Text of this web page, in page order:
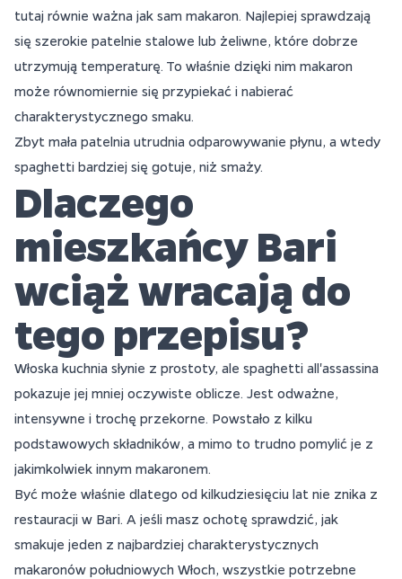
tutaj równie ważna jak sam makaron. Najlepiej sprawdzają
się szerokie patelnie stalowe lub żeliwne, które dobrze
utrzymują temperaturę. To właśnie dzięki nim makaron
może równomiernie się przypiekać i nabierać
charakterystycznego smaku.
Zbyt mała patelnia utrudnia odparowywanie płynu, a wtedy
spaghetti bardziej się gotuje, niż smaży.
Dlaczego
mieszkańcy Bari
wciąż wracają do
tego przepisu?
Włoska kuchnia słynie z prostoty, ale spaghetti all'assassina
pokazuje jej mniej oczywiste oblicze. Jest odważne,
intensywne i trochę przekorne. Powstało z kilku
podstawowych składników, a mimo to trudno pomylić je z
jakimkolwiek innym makaronem.
Być może właśnie dlatego od kilkudziesięciu lat nie znika z
restauracji w Bari. A jeśli masz ochotę sprawdzić, jak
smakuje jeden z najbardziej charakterystycznych
makaronów południowych Włoch, wszystkie potrzebne